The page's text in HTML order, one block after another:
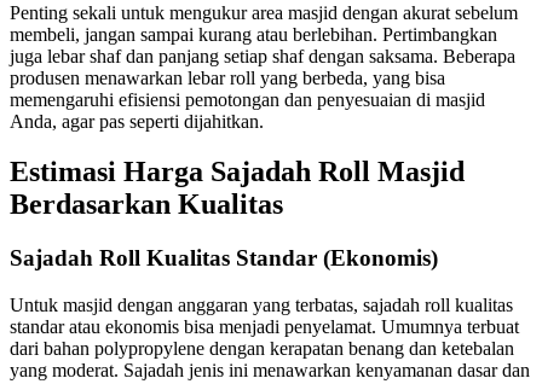
Penting sekali untuk mengukur area masjid dengan akurat sebelum
membeli, jangan sampai kurang atau berlebihan. Pertimbangkan
juga lebar shaf dan panjang setiap shaf dengan saksama. Beberapa
produsen menawarkan lebar roll yang berbeda, yang bisa
memengaruhi efisiensi pemotongan dan penyesuaian di masjid
Anda, agar pas seperti dijahitkan.
Estimasi Harga Sajadah Roll Masjid
Berdasarkan Kualitas
Sajadah Roll Kualitas Standar (Ekonomis)
Untuk masjid dengan anggaran yang terbatas, sajadah roll kualitas
standar atau ekonomis bisa menjadi penyelamat. Umumnya terbuat
dari bahan polypropylene dengan kerapatan benang dan ketebalan
yang moderat. Sajadah jenis ini menawarkan kenyamanan dasar dan